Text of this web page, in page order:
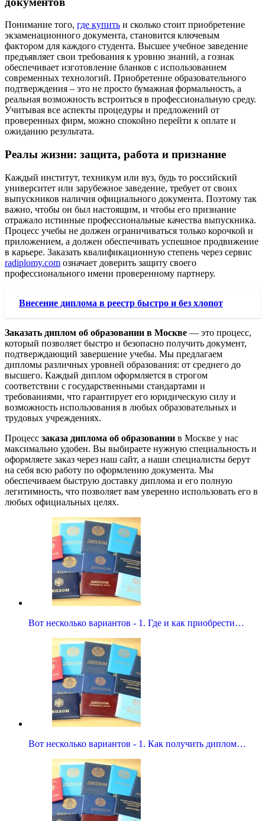
Понимание того, где купить и сколько стоит приобретение
экзаменационного документа, становится ключевым
фактором для каждого студента. Высшее учебное заведение
предъявляет свои требования к уровню знаний, а гознак
обеспечивает изготовление бланков с использованием
современных технологий. Приобретение образовательного
подтверждения – это не просто бумажная формальность, а
реальная возможность встроиться в профессиональную среду.
Учитывая все аспекты процедуры и предложений от
проверенных фирм, можно спокойно перейти к оплате и
ожиданию результата.
Реалы жизни: защита, работа и признание
Каждый институт, техникум или вуз, будь то российский
университет или зарубежное заведение, требует от своих
выпускников наличия официального документа. Поэтому так
важно, чтобы он был настоящим, и чтобы его признание
отражало истинные профессиональные качества выпускника.
Процесс учебы не должен ограничиваться только корочкой и
приложением, а должен обеспечивать успешное продвижение
в карьере. Заказать квалификационную степень через сервис
radiplomy.com означает доверить защиту своего
профессионального имени проверенному партнеру.
Внесение диплома в реестр быстро и без хлопот
Заказать диплом об образовании в Москве — это процесс,
который позволяет быстро и безопасно получить документ,
подтверждающий завершение учебы. Мы предлагаем
дипломы различных уровней образования: от среднего до
высшего. Каждый диплом оформляется в строгом
соответствии с государственными стандартами и
требованиями, что гарантирует его юридическую силу и
возможность использования в любых образовательных и
трудовых учреждениях.
Процесс заказа диплома об образовании в Москве у нас
максимально удобен. Вы выбираете нужную специальность и
оформляете заказ через наш сайт, а наши специалисты берут
на себя всю работу по оформлению документа. Мы
обеспечиваем быструю доставку диплома и его полную
легитимность, что позволяет вам уверенно использовать его в
любых официальных целях.
Вот несколько вариантов - 1. Где и как приобрести…
Вот несколько вариантов - 1. Как получить диплом…